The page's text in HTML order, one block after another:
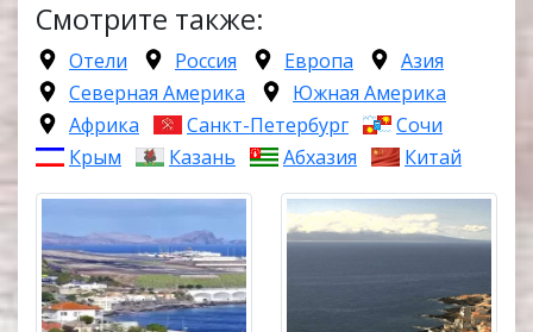
Смотрите также:
Отели Россия Европа
Азия
Северная Америка
Южная Америка
Африка
Санкт-Петербург
Сочи
Крым
Казань Абхазия Китай